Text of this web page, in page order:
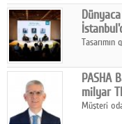
PASHA
milyar
Müşteri